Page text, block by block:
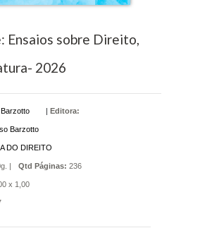
Ensaios sobre Direito,
2026
Barzotto
Editora:
DO DIREITO
| Qtd Páginas: 236
x 1,00